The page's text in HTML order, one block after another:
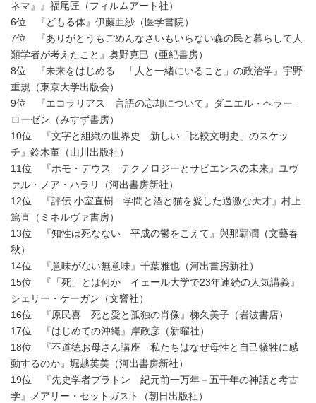
ネマ』』福尾匠（フィルムアート社）
6位 『どもる体』伊藤亜紗（医学書院）
7位 『ありがとうもごめんなさいもいらない森の民と暮らして人
類学者が考えたこと』奥野克巳（亜紀書房）
8位 『未来をはじめる 「人と一緒にいること」の政治学』宇野
重規（東京大学出版会）
9位 『エコラリアス 言語の忘却について』ダニエル・ヘラー=
ローゼン（みすず書房）
10位 『文字と組織の世界史 新しい「比較文明史」のスケッ
チ』鈴木董（山川出版社）
11位 『ホモ・デウス テクノロジーとサピエンスの未来』ユヴ
ァル・ノア・ハラリ（河出書房新社）
12位 『評伝 小室直樹 学問と酒と猫を愛した過激な天才』村上
篤直（ミネルヴァ書房）
13位 『知性は死なない 平成の鬱をこえて』與那覇潤（文藝春
秋）
14位 『意味がない無意味』千葉雅也（河出書房新社）
15位 『「死」とは何か イェール大学で23年連続の人気講義』
シェリー・ケーガン（文響社）
16位 『原民喜 死と愛と孤独の肖像』梯久美子（岩波書店）
17位 『はじめての沖縄』岸政彦（新曜社）
18位 『不道徳お母さん講座 私たちはなぜ母性と自己犠牲に感
動するのか』堀越英美（河出書房新社）
19位 『先史学者プラトン 紀元前一万年－五千年の神話と考古
学』メアリー・セットガスト（朝日出版社）